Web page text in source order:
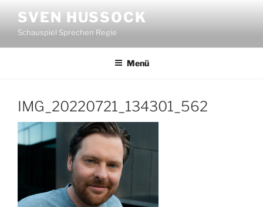
Inhalt
springen
SVEN HUSSOCK
Schauspiel Sprechen Regie
Menü
IMG_20220721_134301_562